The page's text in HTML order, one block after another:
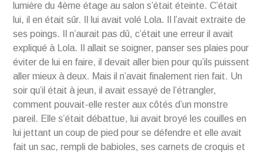
lumière du 4ème étage au salon s’était éteinte. C’était
lui, il en était sûr. Il lui avait volé Lola. Il l’avait extraite de
ses poings. Il n’aurait pas dû, c’était une erreur il avait
expliqué à Lola. Il allait se soigner, panser ses plaies pour
éviter de lui en faire, il devait aller bien pour qu’ils puissent
aller mieux à deux. Mais il n’avait finalement rien fait. Un
soir qu’il était à jeun, il avait essayé de l’étrangler,
comment pouvait-elle rester aux côtés d’un monstre
pareil. Elle s’était débattue, lui avait broyé les couilles en
lui jettant un coup de pied pour se défendre et elle avait
fait un sac, rempli de babioles, ses carnets de croquis et